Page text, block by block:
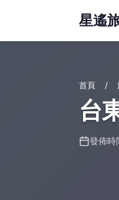
星遙
首頁
台
發佈